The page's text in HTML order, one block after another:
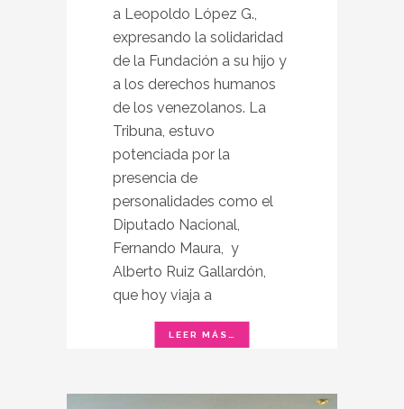
a Leopoldo López G.,
expresando la solidaridad
de la Fundación a su hijo y
a los derechos humanos
de los venezolanos. La
Tribuna, estuvo
potenciada por la
presencia de
personalidades como el
Diputado Nacional,
Fernando Maura, y
Alberto Ruiz Gallardón,
que hoy viaja a